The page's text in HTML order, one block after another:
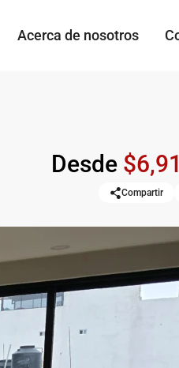
Acerca de nosotros
Desde
Compartir